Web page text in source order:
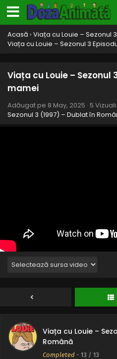
Acasă › Viața cu Louie – Sezonul
Viața cu Louie – Sezonul 3
Viața cu Louie – Sezonul
mamei
Adăugat pe 8 May, 2025 · 5
Sezonul 3 (1997) – Dublat în
Viața cu Louie –
Română
Completed - 13 / 13